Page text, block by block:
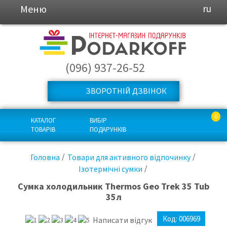
Меню ru
(096) 937-26-52
ЗВОРОТНІЙ ДЗВІНОК
КАТАЛОГ
ТОВАРІВ
ВИБІР
ПОДАРУНКІВ
0
Головна
Товари для активного відпочинку
Ізотермічні сумки
Сумка холодильник Thermos Geo Trek 35 Tub
35л
Написати відгук Код: 006969